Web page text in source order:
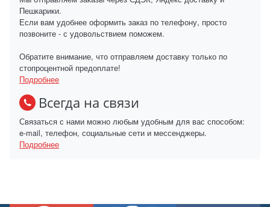
Пешкарики.
Если вам удобнее оформить заказ по телефону, просто
позвоните - с удовольствием поможем.
Обратите внимание, что отправляем доставку только по
стопроцентной предоплате!
Подробнее
Всегда на связи
Связаться с нами можно любым удобным для вас способом:
e-mail, телефон, социальные сети и мессенджеры.
Подробнее